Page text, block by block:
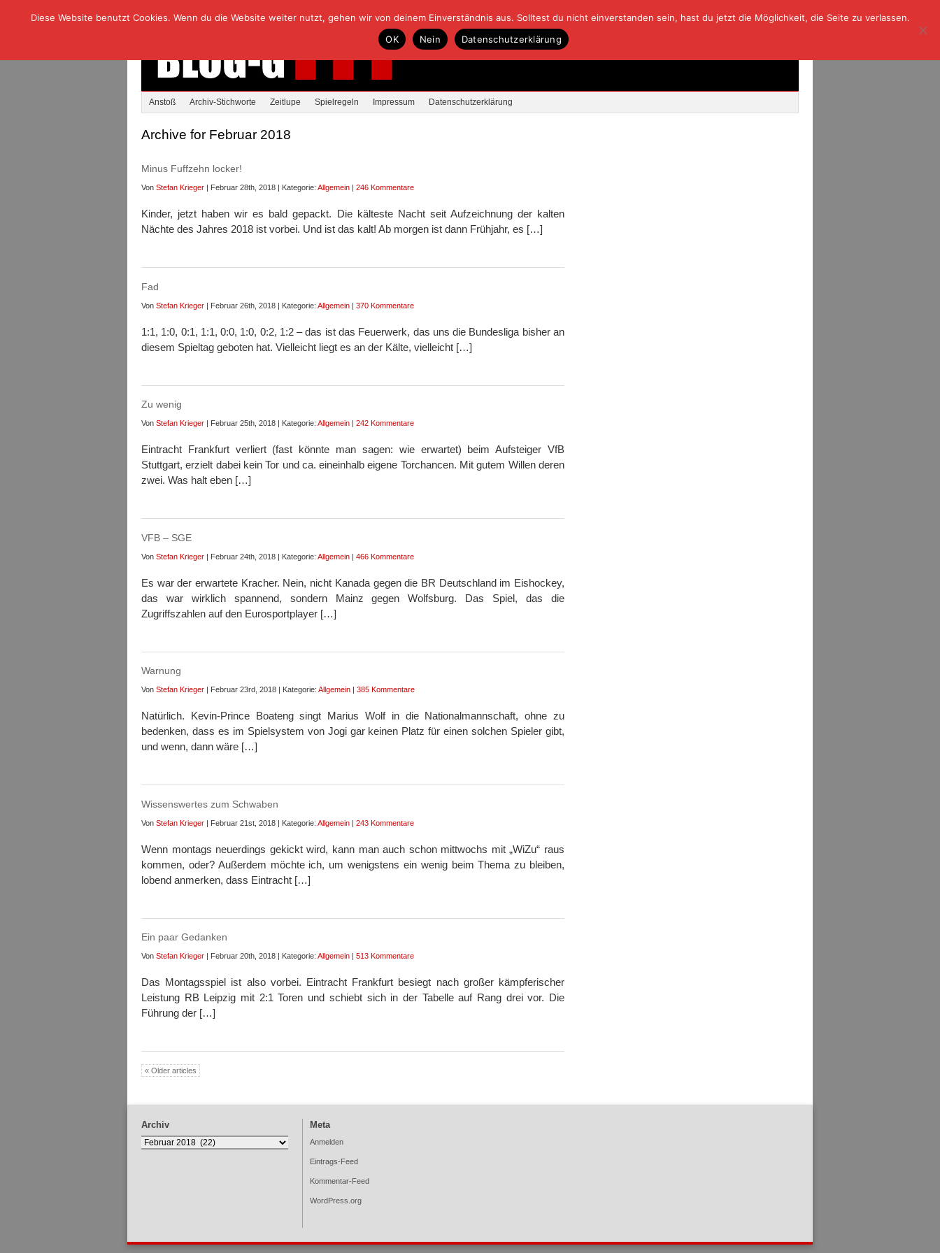
Anstoß Archiv-Stichworte Zeitlupe Spielregeln Impressum Datenschutzerklärung
Archive for Februar 2018
Minus Fuffzehn locker!
Von Stefan Krieger | Februar 28th, 2018 | Kategorie: Allgemein | 246 Kommentare
Kinder, jetzt haben wir es bald gepackt. Die kälteste Nacht seit Aufzeichnung der kalten
Nächte des Jahres 2018 ist vorbei. Und ist das kalt! Ab morgen ist dann Frühjahr, es […]
Fad
Von Stefan Krieger | Februar 26th, 2018 | Kategorie: Allgemein | 370 Kommentare
1:1, 1:0, 0:1, 1:1, 0:0, 1:0, 0:2, 1:2 – das ist das Feuerwerk, das uns die Bundesliga bisher an
diesem Spieltag geboten hat. Vielleicht liegt es an der Kälte, vielleicht […]
Zu wenig
Von Stefan Krieger | Februar 25th, 2018 | Kategorie: Allgemein | 242 Kommentare
Eintracht Frankfurt verliert (fast könnte man sagen: wie erwartet) beim Aufsteiger VfB
Stuttgart, erzielt dabei kein Tor und ca. eineinhalb eigene Torchancen. Mit gutem Willen deren
zwei. Was halt eben […]
VFB – SGE
Von Stefan Krieger | Februar 24th, 2018 | Kategorie: Allgemein | 466 Kommentare
Es war der erwartete Kracher. Nein, nicht Kanada gegen die BR Deutschland im Eishockey,
das war wirklich spannend, sondern Mainz gegen Wolfsburg. Das Spiel, das die
Zugriffszahlen auf den Eurosportplayer […]
Warnung
Von Stefan Krieger | Februar 23rd, 2018 | Kategorie: Allgemein | 385 Kommentare
Natürlich. Kevin-Prince Boateng singt Marius Wolf in die Nationalmannschaft, ohne zu
bedenken, dass es im Spielsystem von Jogi gar keinen Platz für einen solchen Spieler gibt,
und wenn, dann wäre […]
Wissenswertes zum Schwaben
Von Stefan Krieger | Februar 21st, 2018 | Kategorie: Allgemein | 243 Kommentare
Wenn montags neuerdings gekickt wird, kann man auch schon mittwochs mit „WiZu“ raus
kommen, oder? Außerdem möchte ich, um wenigstens ein wenig beim Thema zu bleiben,
lobend anmerken, dass Eintracht […]
Ein paar Gedanken
Von Stefan Krieger | Februar 20th, 2018 | Kategorie: Allgemein | 513 Kommentare
Das Montagsspiel ist also vorbei. Eintracht Frankfurt besiegt nach großer kämpferischer
Leistung RB Leipzig mit 2:1 Toren und schiebt sich in der Tabelle auf Rang drei vor. Die
Führung der […]
« Older articles
Archiv
Archiv
Meta
Anmelden
Eintrags-Feed
Kommentar-Feed
WordPress.org
Diese Website benutzt Cookies. Wenn du die Website weiter nutzt, gehen wir von deinem Einverständnis aus. Solltest du nicht einverstanden sein, hast du jetzt die Möglichkeit, die Seite zu verlassen.
OK
Nein Datenschutzerklärung